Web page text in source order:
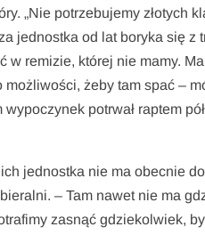
„Nie potrzebujemy złotych
jednostka od lat boryka się
w remizie, której nie mamy.
żeby tam spać –
potrwał raptem
jednostka nie ma obecnie
– Tam nawet nie ma
zasnąć gdziekolwiek,